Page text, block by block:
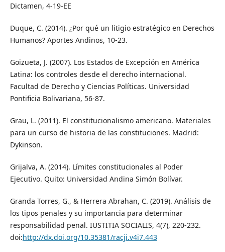
Dictamen, 4-19-EE
Duque, C. (2014). ¿Por qué un litigio estratégico en Derechos
Humanos? Aportes Andinos, 10-23.
Goizueta, J. (2007). Los Estados de Excepción en América
Latina: los controles desde el derecho internacional.
Facultad de Derecho y Ciencias Políticas. Universidad
Pontificia Bolivariana, 56-87.
Grau, L. (2011). El constitucionalismo americano. Materiales
para un curso de historia de las constituciones. Madrid:
Dykinson.
Grijalva, A. (2014). Límites constitucionales al Poder
Ejecutivo. Quito: Universidad Andina Simón Bolívar.
Granda Torres, G., & Herrera Abrahan, C. (2019). Análisis de
los tipos penales y su importancia para determinar
responsabilidad penal. IUSTITIA SOCIALIS, 4(7), 220-232.
doi:http://dx.doi.org/10.35381/racji.v4i7.443